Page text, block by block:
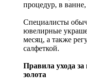
процедур, в ванне,
Специалисты
ювелирные
месяц, а также
салфеткой.
Правила ухода
золота